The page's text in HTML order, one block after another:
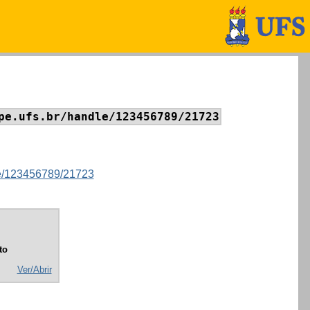
handle/123456789/21723
123456789/21723
Ver/Abrir